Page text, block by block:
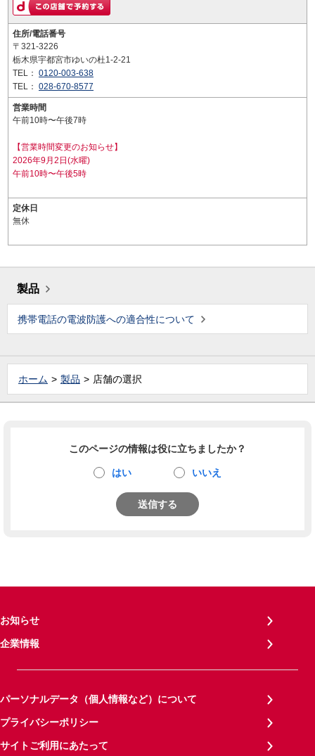
住所/電話番号
〒321-3226
栃木県宇都宮市ゆいの杜1-2-21
TEL： 0120-003-638
TEL： 028-670-8577
営業時間
午前10時〜午後7時
【営業時間変更のお知らせ】
2026年9月2日(水曜)
午前10時〜午後5時
定休日
無休
製品
携帯電話の電波防護への適合性について
ホーム 製品 店舗の選択
このページの情報は役に立ちましたか？
はい いいえ
送信する
お知らせ
企業情報
パーソナルデータ（個人情報など）について
プライバシーポリシー
サイトご利用にあたって